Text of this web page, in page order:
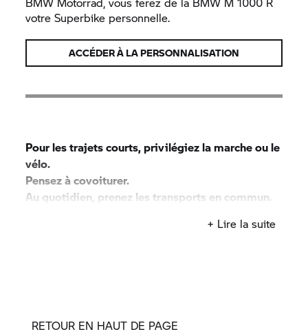
votre Superbike personnelle.
ACCÉDER À LA PERSONNALISATION
Pour les trajets courts, privilégiez la marche ou le
vélo.
Pensez à covoiturer.
Au quotidien, prenez les transports en commun.
+ Lire la suite
RETOUR EN HAUT DE PAGE